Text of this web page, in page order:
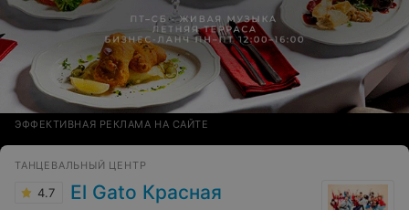
ЭФФЕКТИВНАЯ РЕКЛАМА НА САЙТЕ
ТАНЦЕВАЛЬНЫЙ ЦЕНТР
4.7 El Gato Красная